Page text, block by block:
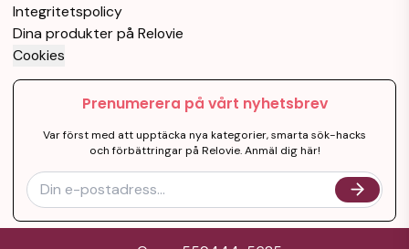
Integritetspolicy
Dina produkter på Relovie
Cookies
Prenumerera på vårt nyhetsbrev
Var först med att upptäcka nya kategorier, smarta sök-hacks
och förbättringar på Relovie. Anmäl dig här!